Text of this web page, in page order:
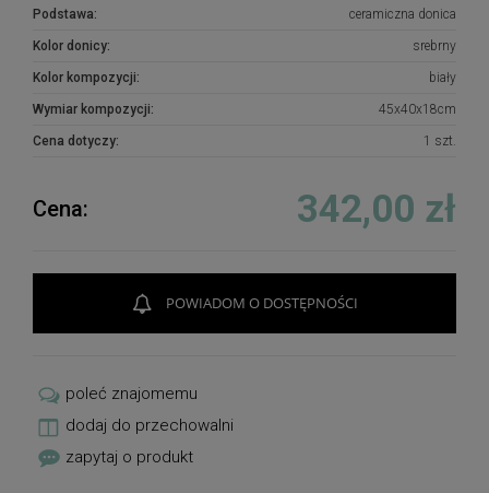
Podstawa: ceramiczna donica
Kolor donicy: srebrny
Kolor kompozycji: biały
Wymiar kompozycji: 45x40x18cm
Cena dotyczy: 1 szt.
Cena: 342,00 zł
POWIADOM O DOSTĘPNOŚCI
poleć znajomemu
dodaj do przechowalni
zapytaj o produkt